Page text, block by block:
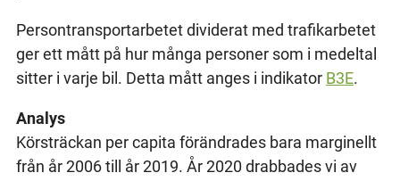
Persontransportarbetet dividerat med trafikarbetet
ger ett mått på hur många personer som i medeltal
sitter i varje bil. Detta mått anges i indikator B3E.
Analys
Körsträckan per capita förändrades bara marginellt
från år 2006 till år 2019. År 2020 drabbades vi av